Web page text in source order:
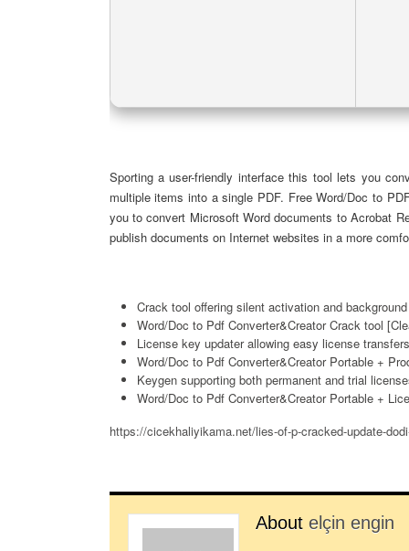
Sporting a user-friendly interface this tool lets you
multiple items into a single PDF. Free Word/Doc to
you to convert Microsoft Word documents to Acrobat
publish documents on Internet websites in a more
Crack tool offering silent activation and
Word/Doc to Pdf Converter&Creator Crack tool
License key updater allowing easy license transfers
Word/Doc to Pdf Converter&Creator Portable +
Keygen supporting both permanent and trial
Word/Doc to Pdf Converter&Creator Portable +
https://cicekhaliyikama.net/lies-of-p-cracked-update-
About elçin engin